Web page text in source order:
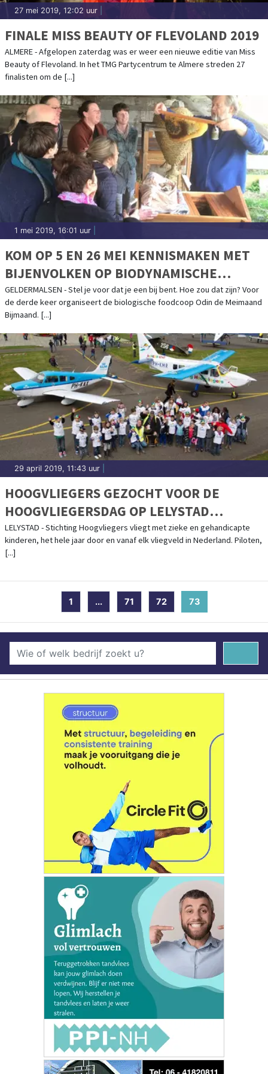
27 mei 2019, 12:02 uur
FINALE MISS BEAUTY OF FLEVOLAND 2019
ALMERE - Afgelopen zaterdag was er weer een nieuwe editie van Miss
Beauty of Flevoland. In het TMG Partycentrum te Almere streden 27
finalisten om de [...]
1 mei 2019, 16:01 uur
KOM OP 5 EN 26 MEI KENNISMAKEN MET
BIJENVOLKEN OP BIODYNAMISCHE
BOERDERIJEN IN FLEVOLAND
GELDERMALSEN - Stel je voor dat je een bij bent. Hoe zou dat zijn? Voor
de derde keer organiseert de biologische foodcoop Odin de Meimaand
Bijmaand. [...]
29 april 2019, 11:43 uur
HOOGVLIEGERS GEZOCHT VOOR DE
HOOGVLIEGERSDAG OP LELYSTAD
AIRPORT
LELYSTAD - Stichting Hoogvliegers vliegt met zieke en gehandicapte
kinderen, het hele jaar door en vanaf elk vliegveld in Nederland. Piloten,
[...]
1 ... 71 72 73(current)